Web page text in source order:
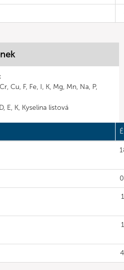
Cu, F, Fe, I, K, Mg, Mn, Na, P,
E, K, Kyselina listová